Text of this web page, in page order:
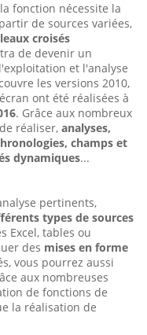
fonction nécessite la
de sources variées,
croisés
de devenir un
et l'analyse
les versions 2010,
ont été réalisées à
. Grâce aux nombreux
réaliser, analyses,
champs et
dynamiques...
pertinents,
types de sources
Excel, tables ou
des mises en forme
vous pourrez aussi
aux nombreuses
de fonctions de
la réalisation de